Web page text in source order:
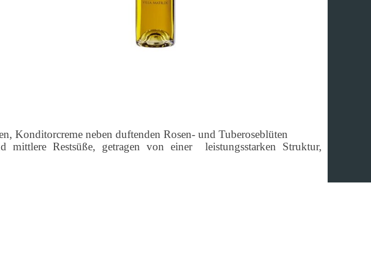
Konditorcreme neben duftenden Rosen- und Tuberoseblüten
mittlere Restsüße, getragen von einer leistungsstarken Struktur,